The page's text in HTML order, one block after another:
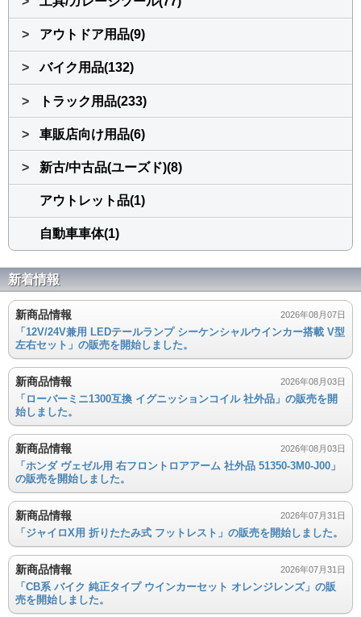
> アウトドア用品(9)
> バイク用品(132)
> トラック用品(233)
> 車販店向け用品(6)
> 新古/中古品(ユーズド)(8)
アウトレット品(1)
自動車車体(1)
新着情報
新商品情報 2026年08月07日
「12V/24V兼用 LEDテールランプ シーケンシャルウインカー搭載 V型
左右セット」の販売を開始しました。
新商品情報 2026年08月03日
「ローバーミニ1300互換 イグニッションコイル 社外品」の販売を開
始しました。
新商品情報 2026年08月03日
「ホンダ ヴェゼル用 右フロントロアアーム 社外品 51350-3M0-J00」
の販売を開始しました。
新商品情報 2026年07月31日
「ジャイロX用 折りたたみ式 フットレスト」の販売を開始しました。
新商品情報 2026年07月31日
「CB系 バイク 純正タイプ ウインカーセット オレンジレンズ」の販
売を開始しました。